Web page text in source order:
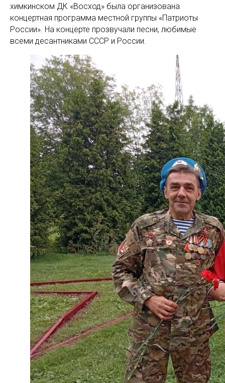
химкинском ДК «Восход» была организована
концертная программа местной группы «Патриоты
России». На концерте прозвучали песни, любимые
всеми десантниками СССР и России.